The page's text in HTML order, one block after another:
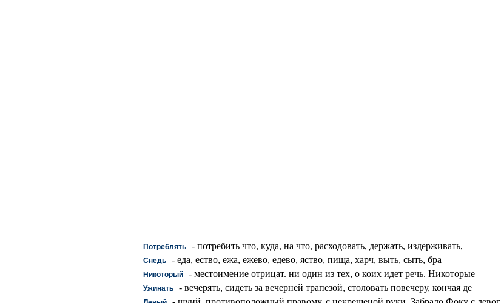
Потреблять - потребить что, куда, на что, расходовать, держать, издерживать,
Снедь - еда, ество, ежа, ежево, едево, яство, пища, харч, выть, сыть, бра
Никоторый - местоимение отрицат. ни один из тех, о коих идет речь. Никоторые
Ужинать - вечерять, сидеть за вечерней трапезой, столовать повечеру, кончая де